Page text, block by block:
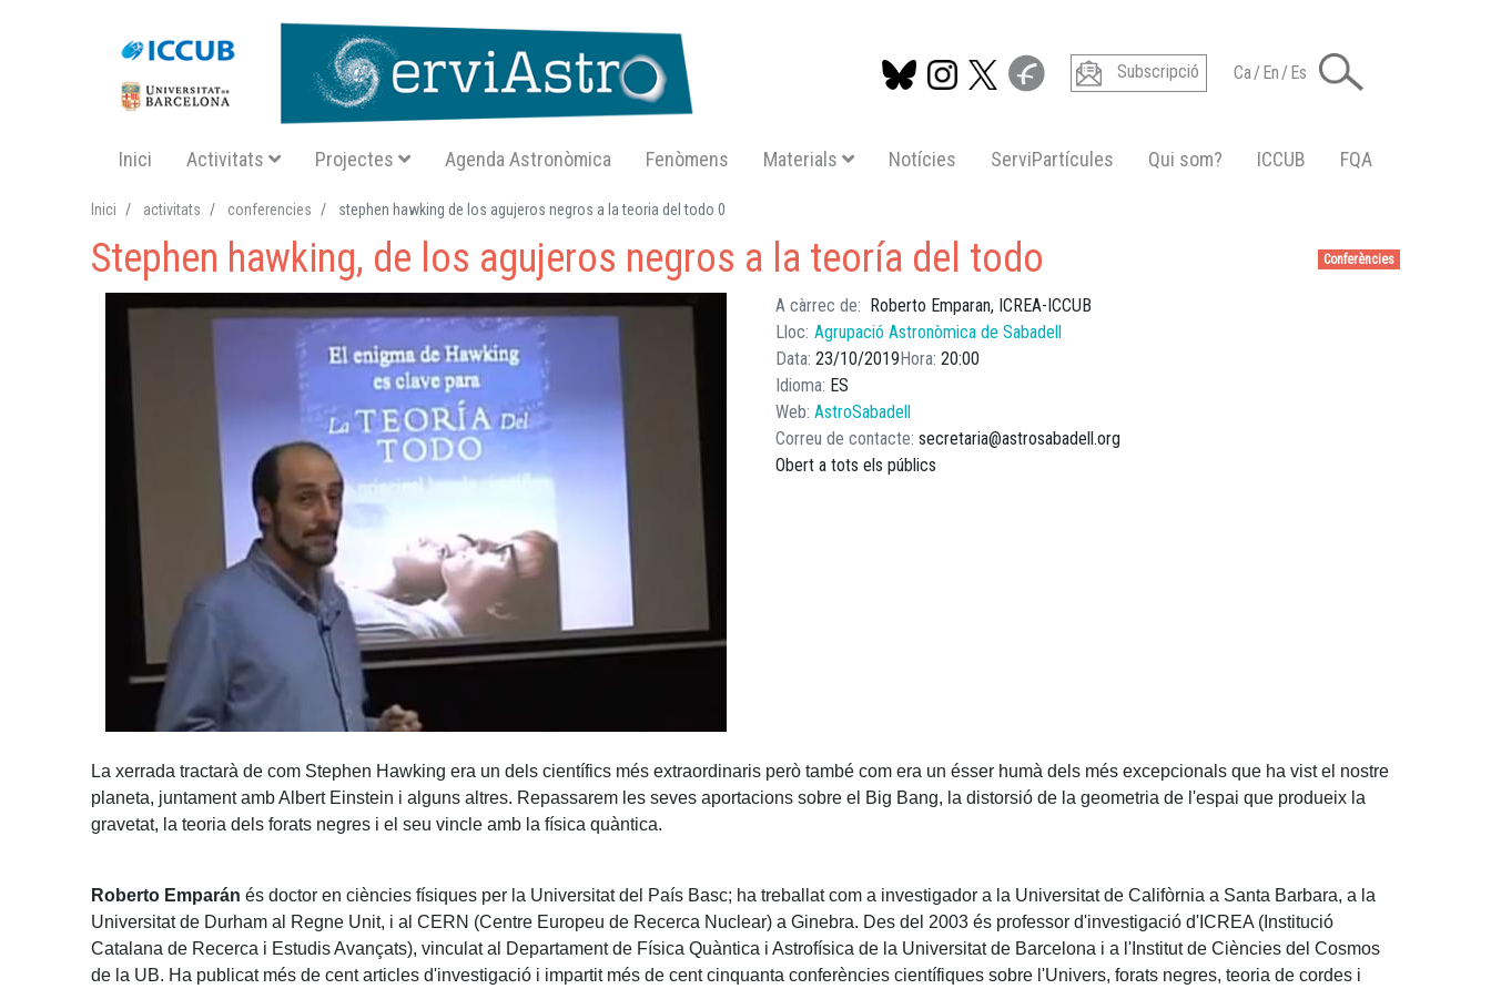
contingut
Subscripció Ca/En/Es
Navegació principal SA
Inici Activitats Projectes Agenda Astronòmica Fenòmens Materials Notícies ServiPartícules Qui som? ICCUB FQA
Inici activitats conferencies stephen hawking de los agujeros negros a la teoria del todo 0
Conferències
Stephen hawking, de los agujeros negros a la teoría del todo
A càrrec de
Roberto Emparan, ICREA-ICCUB
Lloc Agrupació Astronòmica de Sabadell
Data 23/10/2019 Hora 20:00
Idioma ES
Web AstroSabadell
Correu de contacte secretaria@astrosabadell.org
Obert a tots els públics
La xerrada tractarà de com Stephen Hawking era un dels científics més extraordinaris però també com era un ésser humà dels més excepcionals que ha vist el nostre
planeta, juntament amb Albert Einstein i alguns altres. Repassarem les seves aportacions sobre el Big Bang, la distorsió de la geometria de l'espai que produeix la
gravetat, la teoria dels forats negres i el seu vincle amb la física quàntica.
Roberto Emparán és doctor en ciències físiques per la Universitat del País Basc; ha treballat com a investigador a la Universitat de Califòrnia a Santa Barbara, a la
Universitat de Durham al Regne Unit, i al CERN (Centre Europeu de Recerca Nuclear) a Ginebra. Des del 2003 és professor d'investigació d'ICREA (Institució
Catalana de Recerca i Estudis Avançats), vinculat al Departament de Física Quàntica i Astrofísica de la Universitat de Barcelona i a l'Institut de Ciències del Cosmos
de la UB. Ha publicat més de cent articles d'investigació i impartit més de cent cinquanta conferències científiques sobre l'Univers, forats negres, teoria de cordes i